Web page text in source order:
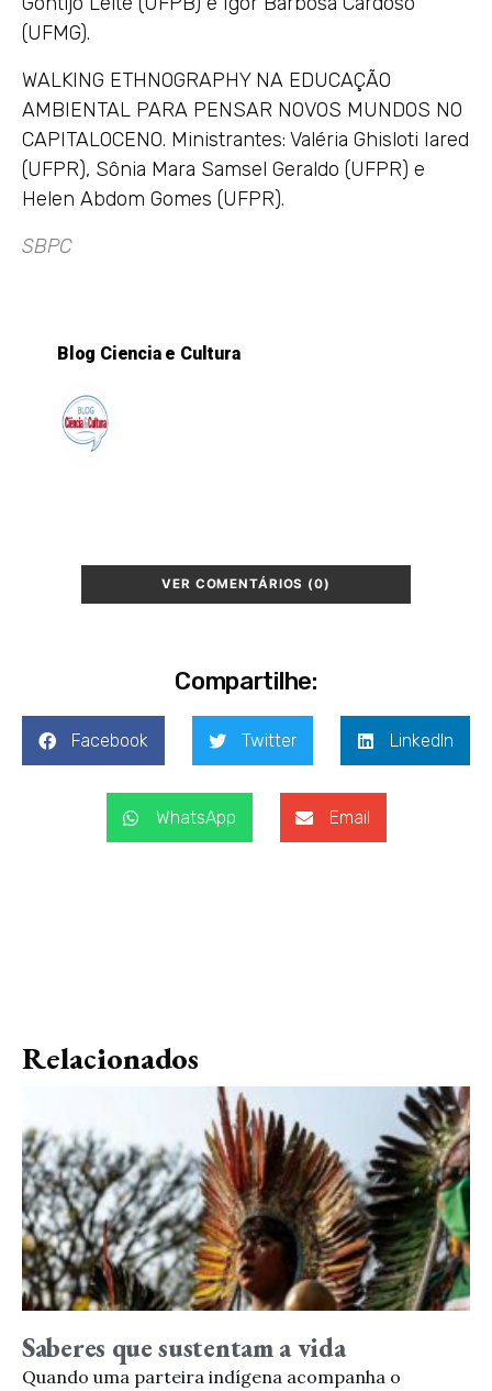
(UFMG).
WALKING ETHNOGRAPHY NA EDUCAÇÃO
AMBIENTAL PARA PENSAR NOVOS MUNDOS NO
CAPITALOCENO. Ministrantes: Valéria Ghisloti Iared
(UFPR), Sônia Mara Samsel Geraldo (UFPR) e
Helen Abdom Gomes (UFPR).
SBPC
Blog Ciencia e Cultura
VER COMENTÁRIOS (0)
Compartilhe:
Facebook Twitter LinkedIn
WhatsApp Email
Relacionados
Saberes que sustentam a vida
Quando uma parteira indígena acompanha o